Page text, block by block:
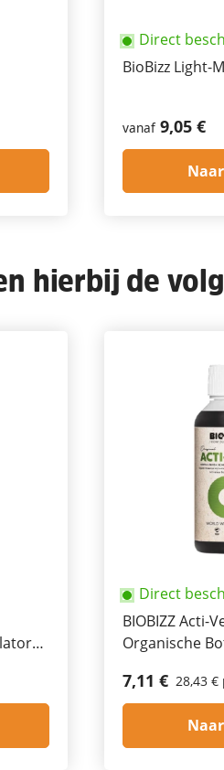
Direct
BioBizz Light-
vanaf 9,05 €
hierbij de
Direct
BIOBIZZ Acti-
Organische
7,11 € 28,43 €